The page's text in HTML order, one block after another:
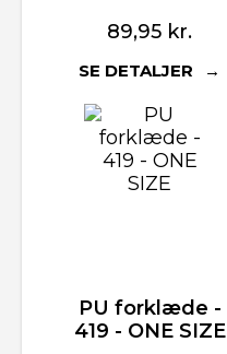
89,95 kr.
SE DETALJER
PU forklæde -
419 - ONE SIZE